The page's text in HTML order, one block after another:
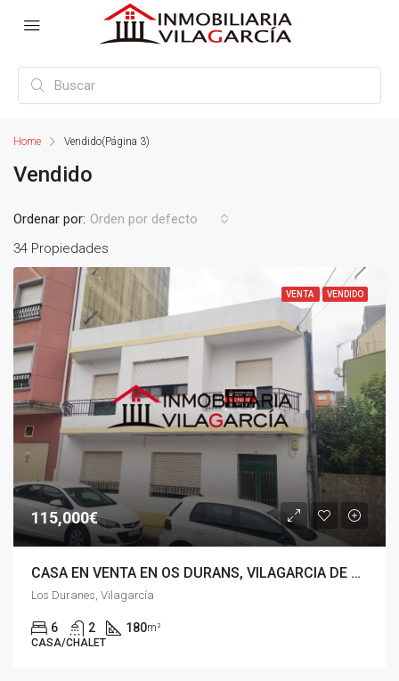
Home Vendido(Página 3)
Vendido
34 Propiedades
Ordenar por: Orden por defecto
VENTA VENDIDO
115,000€
CASA EN VENTA EN OS DURANS, VILAGARCIA DE AROUSA
Los Duranes, Vilagarcía
6 2 180m²
CASA/CHALET